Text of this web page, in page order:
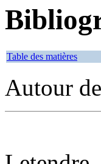
Table des matières
Autour